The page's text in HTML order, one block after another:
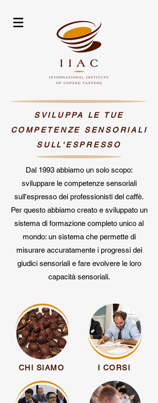
SVILUPPA LE TUE
COMPETENZE SENSORIALI
SULL'ESPRESSO
Dal 1993 abbiamo un solo scopo:
sviluppare le competenze sensoriali
sull'espresso dei professionisti del caffè.
Per questo abbiamo creato e sviluppato un
sistema di formazione completo unico al
mondo: un sistema che permette di
misurare accuratamente i progressi dei
giudici sensoriali e fare evolvere le loro
capacità sensoriali.
CHI SIAMO I CORSI